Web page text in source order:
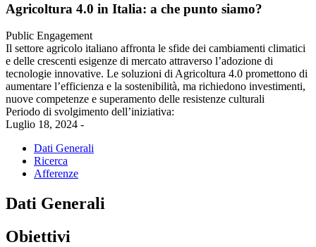
Agricoltura 4.0 in Italia: a che punto siamo?
Public Engagement
Il settore agricolo italiano affronta le sfide dei cambiamenti climatici
e delle crescenti esigenze di mercato attraverso l’adozione di
tecnologie innovative. Le soluzioni di Agricoltura 4.0 promettono di
aumentare l’efficienza e la sostenibilità, ma richiedono investimenti,
nuove competenze e superamento delle resistenze culturali
Periodo di svolgimento dell’iniziativa:
Luglio 18, 2024 -
Dati Generali
Ricerca
Afferenze
Dati Generali
Obiettivi